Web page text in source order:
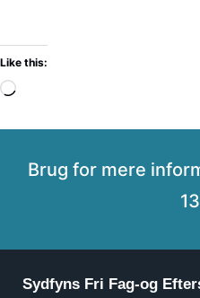
Like this:
Loading…
Brug for mere
Sydfyns Fri Fag-og